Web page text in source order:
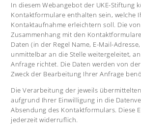
In diesem Webangebot der UKE-Stiftung
Kontaktformulare enthalten sein, welche
Kontaktaufnahme erleichtern soll. Die
Zusammenhang mit den
Daten (in der Regel Name, E-Mail-
unmittelbar an die Stelle weitergeleitet,
Anfrage richtet. Die Daten werden von
Zweck der Bearbeitung Ihrer Anfrage
Die Verarbeitung der jeweils
aufgrund Ihrer Einwilligung in die
Absendung des Kontaktformulars. Diese
jederzeit widerruflich.